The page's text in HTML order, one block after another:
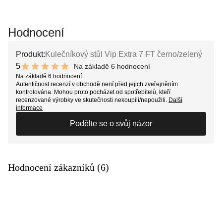
Hodnocení
Produkt: Kulečníkový stůl Vip Extra 7 FT černo/zelený
5
10 out of 10 stars
Na základě 6 hodnocení
Na základě 6 hodnocení.
Autentičnost recenzí v obchodě není před jejich zveřejněním
kontrolována. Mohou proto pocházet od spotřebitelů, kteří
recenzované výrobky ve skutečnosti nekoupili/nepoužili. Další
informace
Podělte se o svůj názor
Hodnocení zákazníků (6)